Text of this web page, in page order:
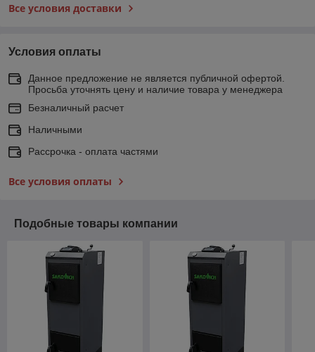
Все условия доставки
Условия оплаты
Данное предложение не является публичной офертой.
Просьба уточнять цену и наличие товара у менеджера
Безналичный расчет
Наличными
Рассрочка - оплата частями
Все условия оплаты
Подобные товары компании